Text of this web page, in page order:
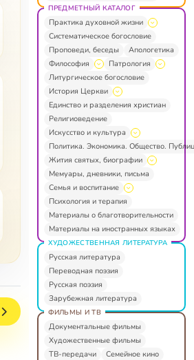
ПРЕДМЕТНЫЙ КАТАЛОГ
Практика духовной жизни
Систематическое богословие
Проповеди, беседы
Апологетика
Философия
Патрология
Литургическое богословие
История Церкви
Единство и разделения христиан
Религиоведение
Искусство и культура
Политика. Экономика. Общество.
Жития святых, биографии
Мемуары, дневники, письма
Семья и воспитание
Психология и терапия
Материалы о благотворительности
Материалы на иностранных языках
ХУДОЖЕСТВЕННАЯ ЛИТЕРАТУРА
Русская литература
Переводная поэзия
Русская поэзия
Зарубежная литература
ФИЛЬМЫ И ТВ
Документальные фильмы
Художественные фильмы
ТВ-передачи
Семейное кино